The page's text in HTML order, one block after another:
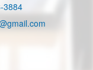
3884